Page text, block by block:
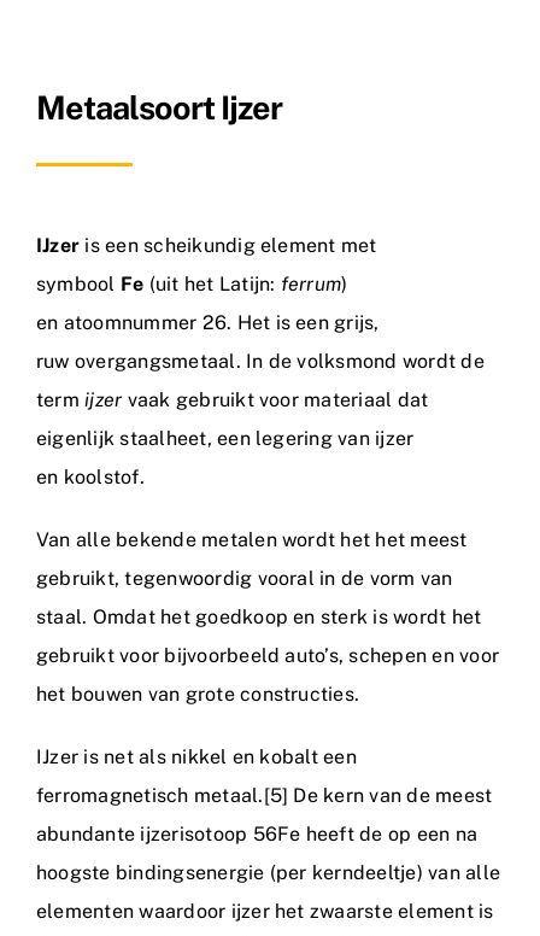
Contact
Metaalsoort Ijzer
IJzer is een scheikundig element met
symbool Fe (uit het Latijn: ferrum)
en atoomnummer 26. Het is een grijs,
ruw overgangsmetaal. In de volksmond wordt de
termijzer vaak gebruikt voor materiaal dat
eigenlijk staalheet, een legering van ijzer
en koolstof.
Van alle bekende metalen wordt het het meest
gebruikt, tegenwoordig vooral in de vorm van
staal. Omdat het goedkoop en sterk is wordt het
gebruikt voor bijvoorbeeld auto’s, schepen en voor
het bouwen van grote constructies.
IJzer is net als nikkel en kobalt een
ferromagnetisch metaal.[5] De kern van de meest
abundante ijzerisotoop 56Fe heeft de op een na
hoogste bindingsenergie (per kerndeeltje) van alle
elementen waardoor ijzer het zwaarste element is